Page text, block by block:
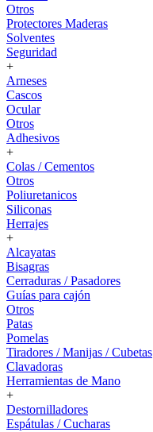
Otros
Protectores Maderas
Solventes
Seguridad
+
Arneses
Cascos
Ocular
Otros
Adhesivos
+
Colas / Cementos
Otros
Poliuretanicos
Siliconas
Herrajes
+
Alcayatas
Bisagras
Cerraduras / Pasadores
Guías para cajón
Otros
Patas
Pomelas
Tiradores / Manijas / Cubetas
Clavadoras
Herramientas de Mano
+
Destornilladores
Espátulas / Cucharas